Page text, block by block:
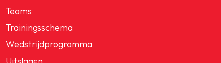
Teams
Trainingsschema
Wedstrijdprogramma